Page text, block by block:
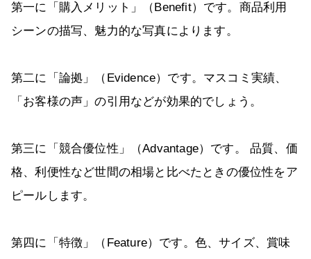
第一に「購入メリット」（Benefit）です。商品利用
シーンの描写、魅力的な写真によります。
第二に「論拠」（Evidence）です。マスコミ実績、
「お客様の声」の引用などが効果的でしょう。
第三に「競合優位性」（Advantage）です。 品質、価
格、利便性など世間の相場と比べたときの優位性をア
ピールします。
第四に「特徴」（Feature）です。色、サイズ、賞味